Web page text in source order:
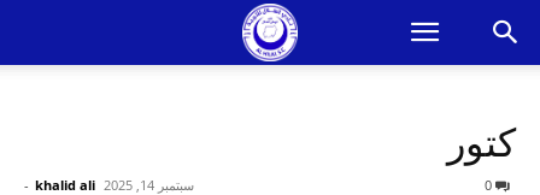
كتور
khalid ali
- سبتمبر 14, 2025